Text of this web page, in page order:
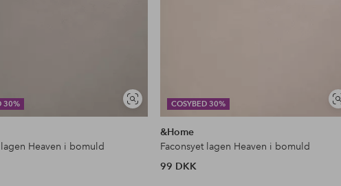
30%
Se
lignende
lagen Heaven i bomuld
COSYBED 30%
&Home
Faconsyet lagen Heaven i bomuld
99 DKK